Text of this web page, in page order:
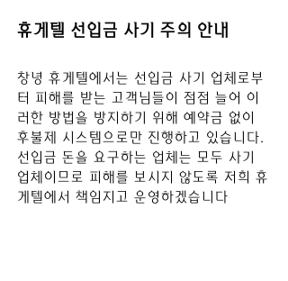
휴게텔 선입금 사기 주의 안내
창녕 휴게텔에서는 선입금 사기 업체로부
터 피해를 받는 고객님들이 점점 늘어 이
러한 방법을 방지하기 위해 예약금 없이
후불제 시스템으로만 진행하고 있습니다.
선입금 돈을 요구하는 업체는 모두 사기
업체이므로 피해를 보시지 않도록 저희 휴
게텔에서 책임지고 운영하겠습니다